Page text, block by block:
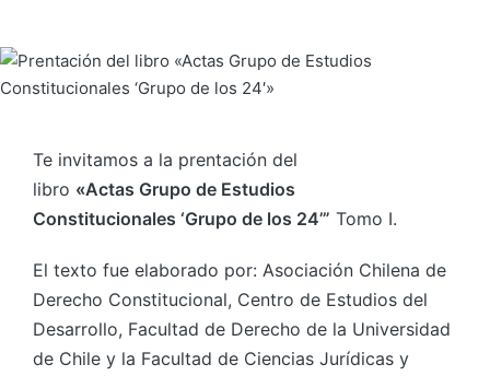
Te invitamos a la prentación del
libro «Actas Grupo de Estudios
Constitucionales ‘Grupo de los 24’” Tomo I.
El texto fue elaborado por: Asociación Chilena de
Derecho Constitucional, Centro de Estudios del
Desarrollo, Facultad de Derecho de la Universidad
de Chile y la Facultad de Ciencias Jurídicas y